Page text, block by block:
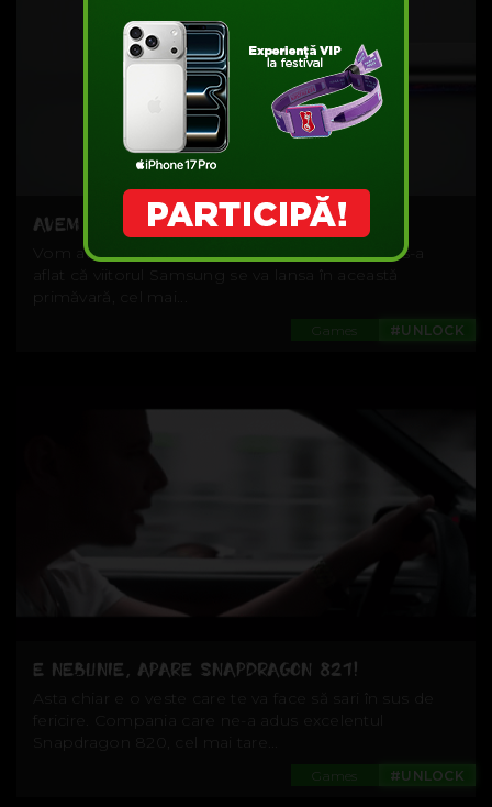
AVEM PRIMA IMAGINE CU NOUL S8?
Vom avea o primăvară plină, mai ales după ce s-a
aflat că viitorul Samsung se va lansa în această
primăvară, cel mai...
#UNLOCK
Games
E NEBUNIE, APARE SNAPDRAGON 821!
Asta chiar e o veste care te va face să sari în sus de
fericire. Compania care ne-a adus excelentul
Snapdragon 820, cel mai tare...
#UNLOCK
Games